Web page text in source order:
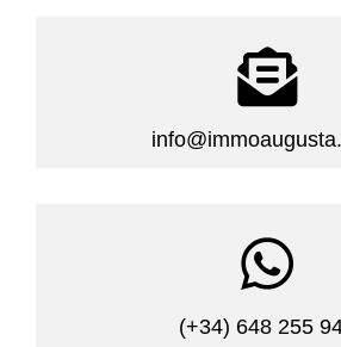


(+34) 648 255